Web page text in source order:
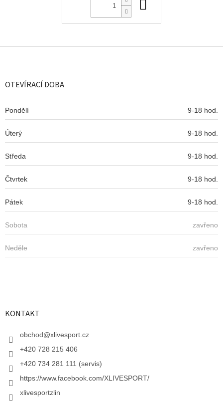
Z
OTEVÍRACÍ DOBA
Pondělí 9-18 hod.
Úterý 9-18 hod.
Středa 9-18 hod.
Čtvrtek 9-18 hod.
Pátek 9-18 hod.
Sobota zavřeno
Neděle zavřeno
KONTAKT
obchod@xlivesport.cz
+420 728 215 406
+420 734 281 111 (servis)
https://www.facebook.com/XLIVESPORT/
xlivesportzlin